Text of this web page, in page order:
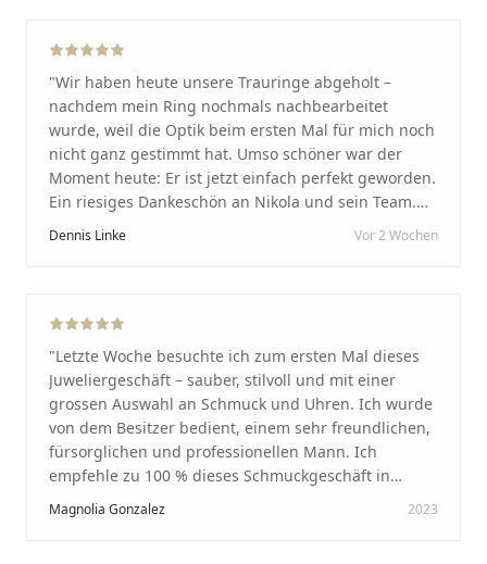
"Wir haben heute unsere Trauringe abgeholt –
nachdem mein Ring nochmals nachbearbeitet
wurde, weil die Optik beim ersten Mal für mich noch
nicht ganz gestimmt hat. Umso schöner war der
Moment heute: Er ist jetzt einfach perfekt geworden.
Ein riesiges Dankeschön an Nikola und sein Team.
Vom ersten Termin an wurden wir jedes Mal
Arbeit und seine Kunden wirklich am Herzen liegen.
Wer Unikate, handwerkliche Qualität, persönlichen
Service und echte Herzlichkeit schätzt, ist hier genau
richtig.
Dennis Linke Vor 2 Wochen
"Letzte Woche besuchte ich zum ersten Mal dieses
Juweliergeschäft – sauber, stilvoll und mit einer
grossen Auswahl an Schmuck und Uhren. Ich wurde
von dem Besitzer bedient, einem sehr freundlichen,
fürsorglichen und professionellen Mann. Ich
empfehle zu 100 % dieses Schmuckgeschäft in
Schaffhausen. Ich selbst war sehr zufrieden und
glücklich mit der Behandlung. Ich danke Ihnen – ich
Magnolia Gonzalez 2023